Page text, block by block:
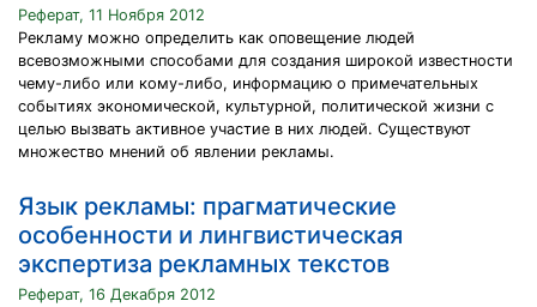
Реферат, 11 Ноября 2012
Рекламу можно определить как оповещение людей
всевозможными способами для создания широкой известности
чему-либо или кому-либо, информацию о примечательных
событиях экономической, культурной, политической жизни с
целью вызвать активное участие в них людей. Существуют
множество мнений об явлении рекламы.
Язык рекламы: прагматические
особенности и лингвистическая
экспертиза рекламных текстов
Реферат, 16 Декабря 2012